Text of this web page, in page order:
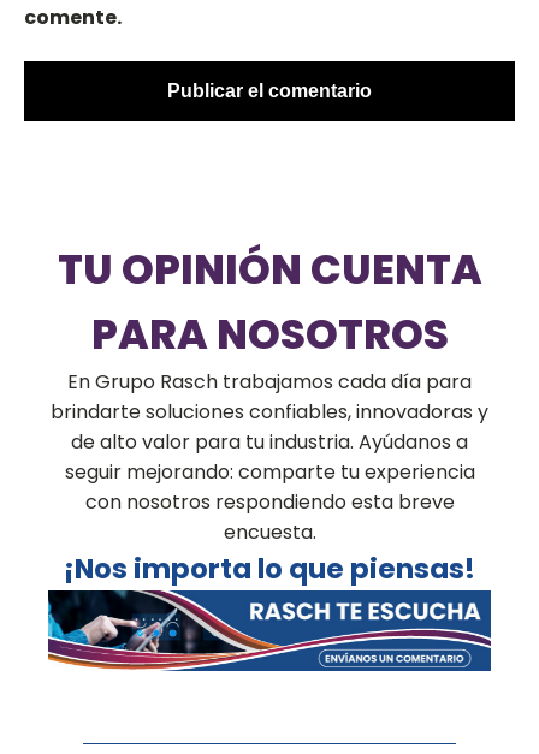
comente.
TU OPINIÓN CUENTA
PARA NOSOTROS
En Grupo Rasch trabajamos cada día para
brindarte soluciones confiables, innovadoras y
de alto valor para tu industria. Ayúdanos a
seguir mejorando: comparte tu experiencia
con nosotros respondiendo esta breve
encuesta.
¡Nos importa lo que piensas!